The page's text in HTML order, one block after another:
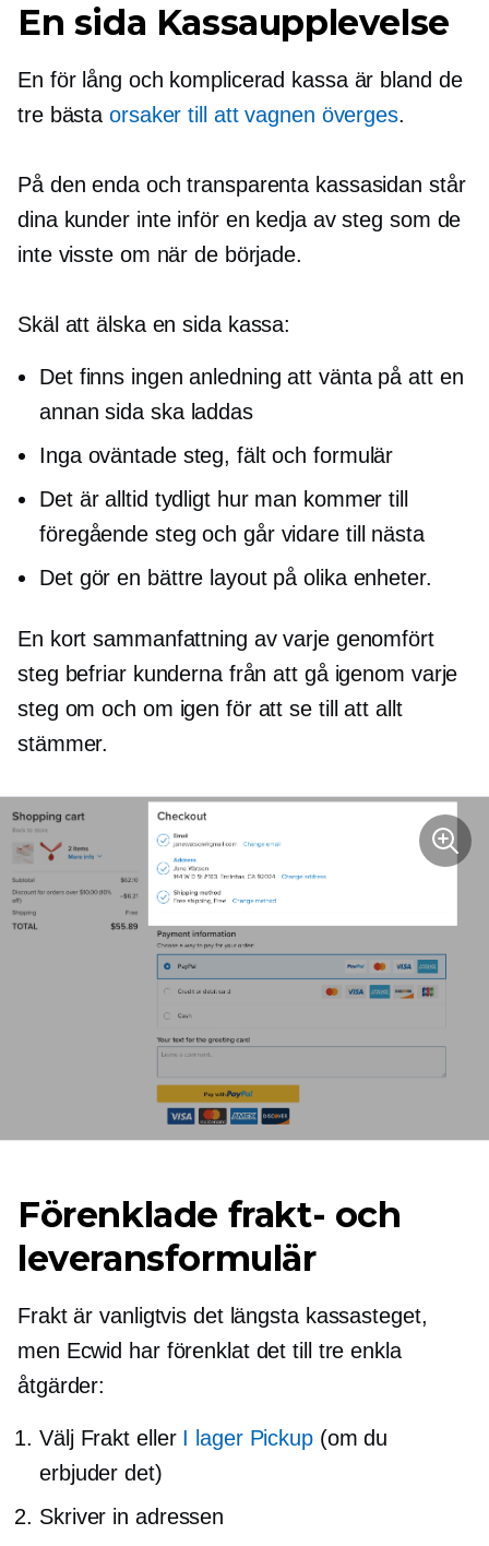
En sida Kassaupplevelse
En för lång och komplicerad kassa är bland de
tre bästaorsaker till att vagnen överges.
På den enda och transparenta kassasidan står
dina kunder inte inför en kedja av steg som de
inte visste om när de började.
Skäl att älska en sidakassa:
Det finns ingen anledning att vänta på att en
annan sida ska laddas
Inga oväntade steg, fält och formulär
Det är alltid tydligt hur man kommer till
föregående steg och går vidare till nästa
Det gör en bättre layout på olika enheter.
En kort sammanfattning av varje genomfört
steg befriar kunderna från att gå igenom varje
steg om och om igen för att se till att allt
stämmer.
Förenklade frakt- och
leveransformulär
Frakt är vanligtvis det längsta kassasteget,
men Ecwid har förenklat det till tre enkla
åtgärder:
Välj Frakt eller I lagerPickup(om du
erbjuder det)
Skriver in adressen